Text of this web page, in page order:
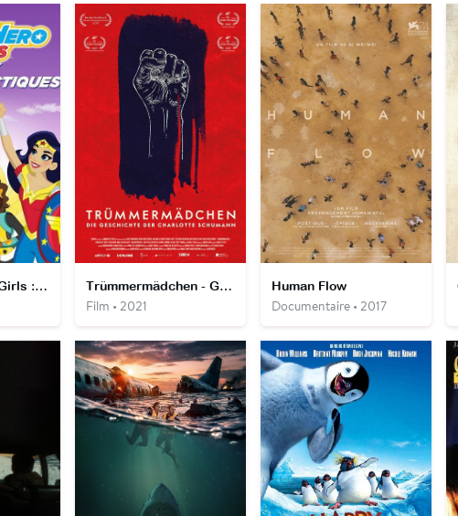
DC Super Hero Girls : Jeux Intergalactiques Trümmermädchen - Germany Year Zero
Film • 2021
Human Flow
Documentaire • 2017